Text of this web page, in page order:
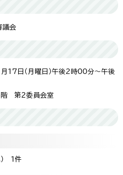
議会
17日（月曜日）午後2時00分～午後
階 第2委員会室
） 1件